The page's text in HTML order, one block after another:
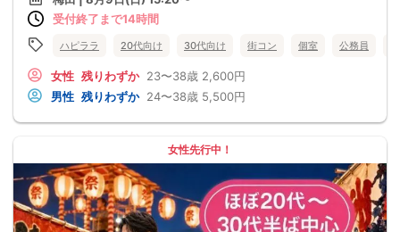
受付終了まで14時間
ハピララ 20代向け 30代向け 街コン 個室 公務員
女性 残りわずか 23〜38歳 2,600円
男性 残りわずか 24〜38歳 5,500円
女性先行中！